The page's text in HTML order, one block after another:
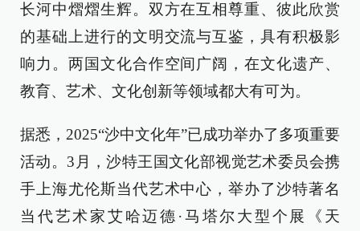
长河中熠熠生辉。双方在互相尊重、彼此欣赏
的基础上进行的文明交流与互鉴，具有积极影
响力。两国文化合作空间广阔，在文化遗产、
教育、艺术、文化创新等领域都大有可为。
据悉，2025“沙中文化年”已成功举办了多项重要
活动。3月，沙特王国文化部视觉艺术委员会携
手上海尤伦斯当代艺术中心，举办了沙特著名
当代艺术家艾哈迈德·马塔尔大型个展《天